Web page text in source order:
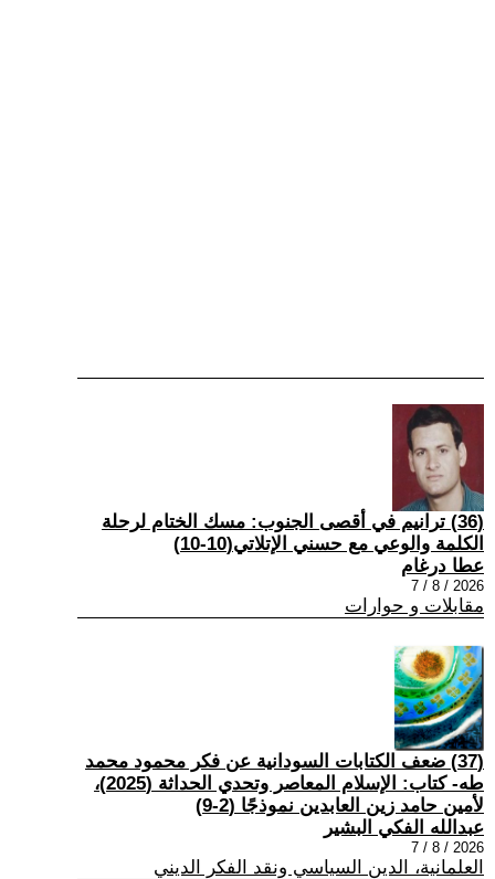
(36) ترانيم في أقصى الجنوب: مسك الختام لرحلة
الكلمة والوعي مع حسني الإتلاتي(10-10)
عطا درغام
2026 / 8 / 7
مقابلات و حوارات
(37) ضعف الكتابات السودانية عن فكر محمود محمد
طه- كتاب: الإسلام المعاصر وتحدي الحداثة (2025)،
لأمين حامد زين العابدين نموذجًا (2-9)
عبدالله الفكي البشير
2026 / 8 / 7
العلمانية، الدين السياسي ونقد الفكر الديني